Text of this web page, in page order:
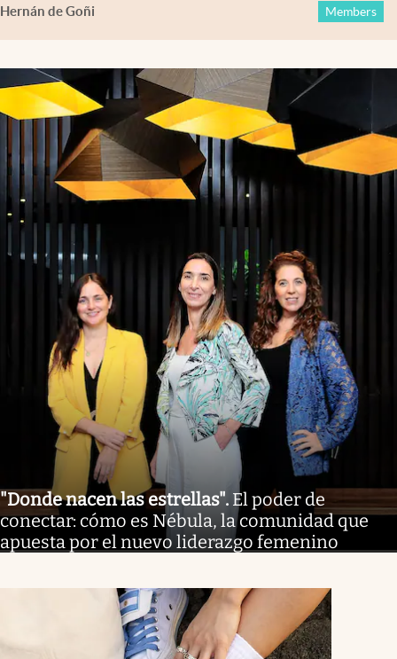
Hernán de Goñi Members
"Donde nacen las estrellas". El poder de
conectar: cómo es Nébula, la comunidad que
apuesta por el nuevo liderazgo femenino